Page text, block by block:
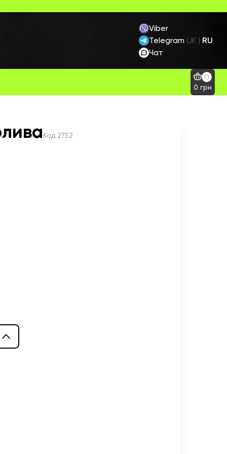
Viber
Telegram
Чат
UK | RU
0
0 грн
Код 2752